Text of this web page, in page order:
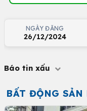
NGÀY ĐĂNG
26/12/2024
Báo tin xấu
BẤT ĐỘNG SẢN